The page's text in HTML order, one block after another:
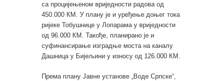
са процијењеном вриједности радова од
450.000 КМ. У плану је и уређење доњег тока
ријеке Тобушнице у Лопарама у вриједности
од 96.000 КМ. Такође, планирано је и
суфинансирање изградње моста на каналу
Дашница у Бијељини у износу од 126.000 КМ.
Према плану Јавне установе „Воде Српске“,